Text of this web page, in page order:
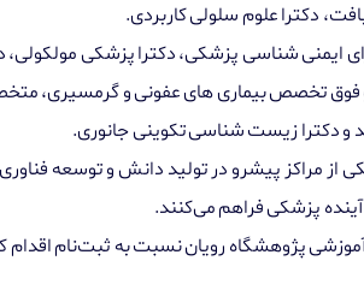
دکترا علوم سلولی کاربردی.
شناسی پزشکی، دکترا پزشکی مولکولی،
فوق تخصص بیماری های عفونی و گرمسیری،
از مراکز پیشرو در تولید دانش و توسعه
پزشکی فراهم می‌کنند.
پژوهشگاه رویان نسبت به ثبت‌نام اقدام